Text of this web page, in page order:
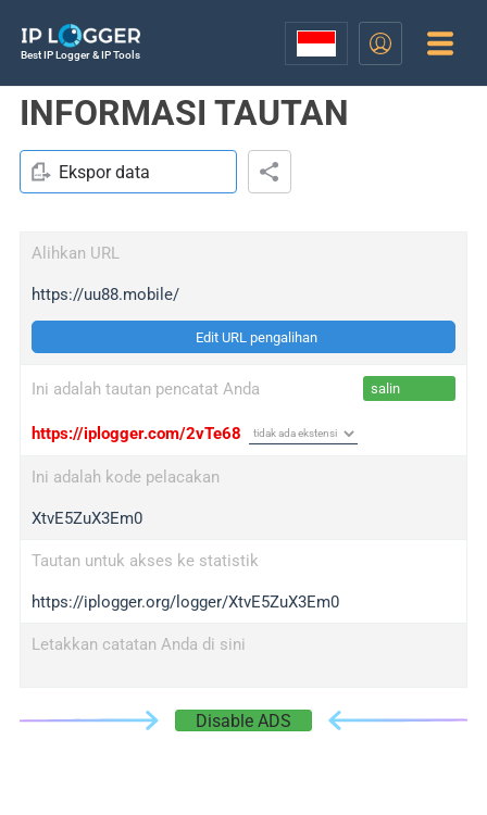
Best IP Logger & IP Tools
INFORMASI TAUTAN
Ekspor data
Alihkan URL
https://uu88.mobile/
Edit URL pengalihan
Ini adalah tautan pencatat Anda salin
https://iplogger.com/2vTe68
Ini adalah kode pelacakan
XtvE5ZuX3Em0
Tautan untuk akses ke statistik
https://iplogger.org/logger/XtvE5ZuX3Em0
Letakkan catatan Anda di sini
Disable ADS